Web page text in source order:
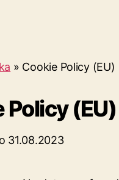
» Cookie Policy (EU)
Policy (EU)
31.08.2023